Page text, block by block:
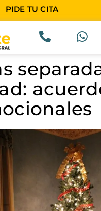
PIDE TU CITA